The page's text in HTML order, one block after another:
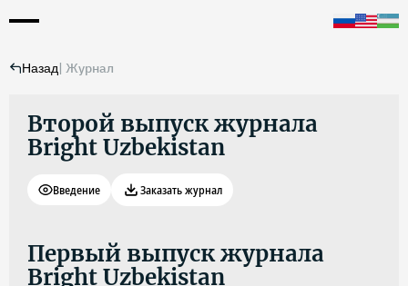
Назад| Журнал
Второй выпуск журнала
Bright Uzbekistan
Введение Заказать журнал
Первый выпуск журнала
Bright Uzbekistan